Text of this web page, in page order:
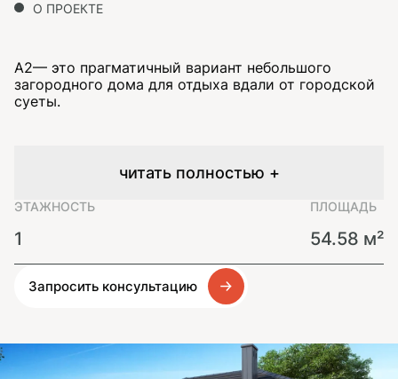
О ПРОЕКТЕ
А2— это прагматичный вариант небольшого
загородного дома для отдыха вдали от городской
суеты.
читать полностью +
ЭТАЖНОСТЬ
1
ПЛОЩАДЬ
54.58 м²
Запросить консультацию